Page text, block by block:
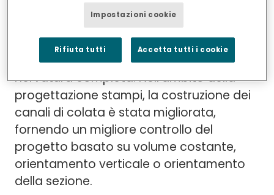
nervatura alle pareti laterali della parte.
Inoltre, Cimatron 2024 può ora creare
nervature parziali in scenari complessi in
cui non è possibile generare una
nervatura completa. Nell'ambito della
progettazione stampi, la costruzione dei
canali di colata è stata migliorata,
fornendo un migliore controllo del
progetto basato su volume costante,
orientamento verticale o orientamento
della sezione.
Impostazioni cookie
Rifiuta tutti Accetta tutti i cookie